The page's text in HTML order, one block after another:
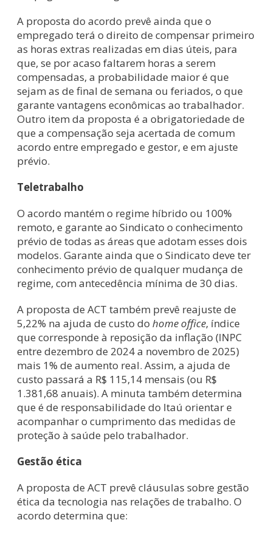
A proposta do acordo prevê ainda que o
empregado terá o direito de compensar primeiro
as horas extras realizadas em dias úteis, para
que, se por acaso faltarem horas a serem
compensadas, a probabilidade maior é que
sejam as de final de semana ou feriados, o que
garante vantagens econômicas ao trabalhador.
Outro item da proposta é a obrigatoriedade de
que a compensação seja acertada de comum
acordo entre empregado e gestor, e em ajuste
prévio.
Teletrabalho
O acordo mantém o regime híbrido ou 100%
remoto, e garante ao Sindicato o conhecimento
prévio de todas as áreas que adotam esses dois
modelos. Garante ainda que o Sindicato deve ter
conhecimento prévio de qualquer mudança de
regime, com antecedência mínima de 30 dias.
A proposta de ACT também prevê reajuste de
5,22% na ajuda de custo do home office, índice
que corresponde à reposição da inflação (INPC
entre dezembro de 2024 a novembro de 2025)
mais 1% de aumento real. Assim, a ajuda de
custo passará a R$ 115,14 mensais (ou R$
1.381,68 anuais). A minuta também determina
que é de responsabilidade do Itaú orientar e
acompanhar o cumprimento das medidas de
proteção à saúde pelo trabalhador.
Gestão ética
A proposta de ACT prevê cláusulas sobre gestão
ética da tecnologia nas relações de trabalho. O
acordo determina que: